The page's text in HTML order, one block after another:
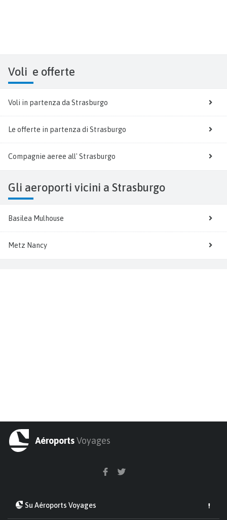
Voli e offerte
Voli in partenza da Strasburgo
Le offerte in partenza di Strasburgo
Compagnie aeree all' Strasburgo
Gli aeroporti vicini a Strasburgo
Basilea Mulhouse
Metz Nancy
AéroportsVoyages
Su Aéroports Voyages